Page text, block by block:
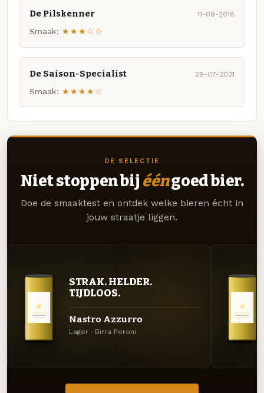
De Pilskenner 11-09-2018
Smaak: ★★★☆☆
De Saison-Specialist 29-07-2021
Smaak: ★★★★☆
DE SELECTIE
Niet stoppen bij ééngoed bier.
Doe de smaaktest en ontdek welke bieren écht in
jouw straatje liggen.
STRAK. HELDER.
TIJDLOOS.
Nastro Azzurro
Lager · Birra Peroni